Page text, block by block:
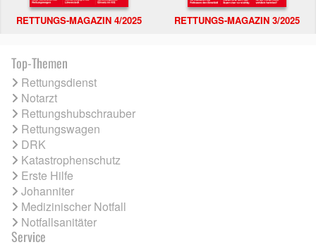
RETTUNGS-MAGAZIN 4/2025 RETTUNGS-MAGAZIN 3/2025
Top-Themen
Rettungsdienst
Notarzt
Rettungshubschrauber
Rettungswagen
DRK
Katastrophenschutz
Erste Hilfe
Johanniter
Medizinischer Notfall
Notfallsanitäter
Service